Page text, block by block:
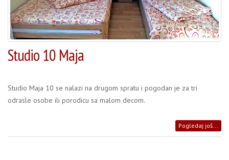
Studio 10 Maja
Studio Maja 10 se nalazi na drugom spratu i pogodan je za tri
odrasle osobe ili porodicu sa malom decom.
Pogledaj još...